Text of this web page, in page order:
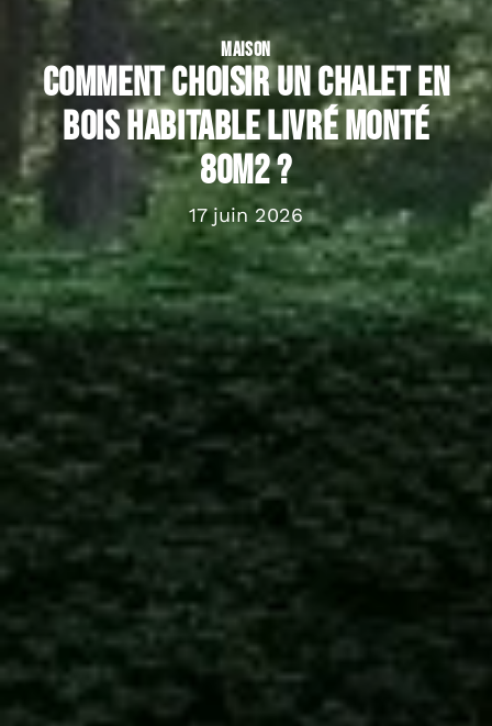
MAISON
Comment choisir un Chalet en
bois habitable livré monté
80m2 ?
17 juin 2026